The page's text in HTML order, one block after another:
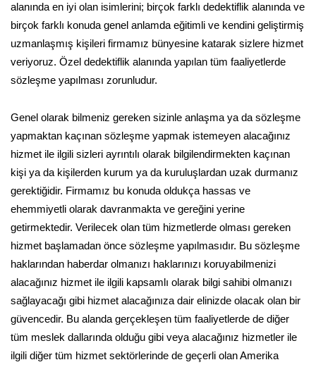
alanında en iyi olan isimlerini; birçok farklı dedektiflik alanında ve
birçok farklı konuda genel anlamda eğitimli ve kendini geliştirmiş
uzmanlaşmış kişileri firmamız bünyesine katarak sizlere hizmet
veriyoruz. Özel dedektiflik alanında yapılan tüm faaliyetlerde
sözleşme yapılması zorunludur.
Genel olarak bilmeniz gereken sizinle anlaşma ya da sözleşme
yapmaktan kaçınan sözleşme yapmak istemeyen alacağınız
hizmet ile ilgili sizleri ayrıntılı olarak bilgilendirmekten kaçınan
kişi ya da kişilerden kurum ya da kuruluşlardan uzak durmanız
gerektiğidir. Firmamız bu konuda oldukça hassas ve
ehemmiyetli olarak davranmakta ve gereğini yerine
getirmektedir. Verilecek olan tüm hizmetlerde olması gereken
hizmet başlamadan önce sözleşme yapılmasıdır. Bu sözleşme
haklarından haberdar olmanızı haklarınızı koruyabilmenizi
alacağınız hizmet ile ilgili kapsamlı olarak bilgi sahibi olmanızı
sağlayacağı gibi hizmet alacağınıza dair elinizde olacak olan bir
güvencedir. Bu alanda gerçekleşen tüm faaliyetlerde de diğer
tüm meslek dallarında olduğu gibi veya alacağınız hizmetler ile
ilgili diğer tüm hizmet sektörlerinde de geçerli olan Amerika